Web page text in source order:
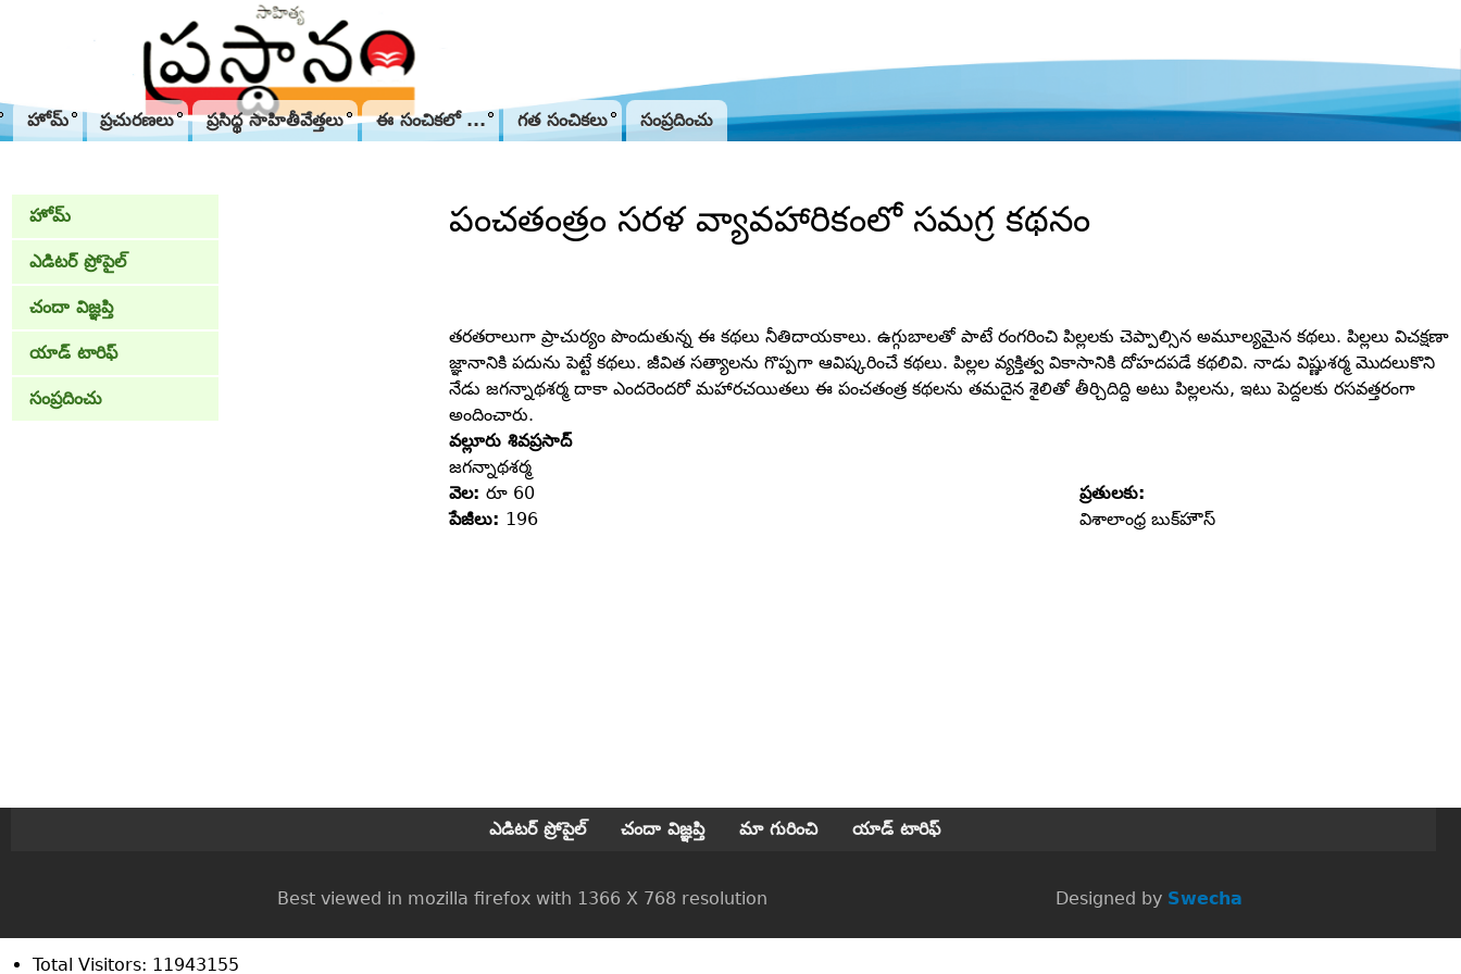
హోమ్ ప్రచురణలు ప్రసిద్థ సాహితీవేత్తలు ఈ సంచికలో ... గత సంచికలు సంప్రదించు
పంచతంత్రం సరళ వ్యావహారికంలో సమగ్ర కథనం
తరతరాలుగా ప్రాచుర్యం పొందుతున్న ఈ కథలు నీతిదాయకాలు. ఉగ్గుబాలతో పాటే రంగరించి పిల్లలకు చెప్పాల్సిన అమూల్యమైన కథలు. పిల్లలు విచక్షణా
జ్ఞానానికి పదును పెట్టే కథలు. జీవిత సత్యాలను గొప్పగా ఆవిష్కరించే కథలు. పిల్లల వ్యక్తిత్వ వికాసానికి దోహదపడే కథలివి. నాడు విష్ణుశర్మ మొదలుకొని
నేడు జగన్నాథశర్మ దాకా ఎందరెందరో మహారచయితలు ఈ పంచతంత్ర కథలను తమదైన శైలితో తీర్చిదిద్ది అటు పిల్లలను, ఇటు పెద్దలకు రసవత్తరంగా
అందించారు.
వల్లూరు శివప్రసాద్‌
జగన్నాథశర్మ
వెల:రూ 60
పేజీలు: 196
ప్రతులకు:
విశాలాంధ్ర బుక్‌హౌస్‌
హోమ్
ఎడిటర్ ప్రోపైల్
చందా విజ్ఞప్తి
యాడ్ టారిఫ్
సంప్రదించు
ఎడిటర్ ప్రోపైల్ చందా విజ్ఞప్తి మా గురించి యాడ్ టారిఫ్
Best viewed in mozilla firefox with 1366 X 768 resolution Designed by Swecha
Total Visitors: 11943155